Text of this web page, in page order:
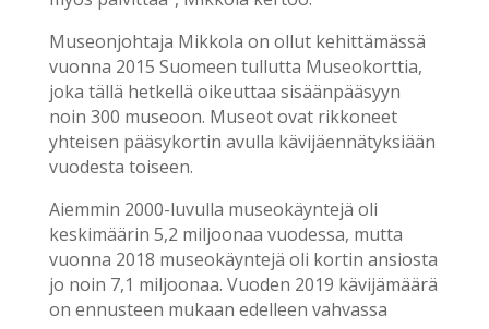
Museonjohtaja Mikkola on ollut kehittämässä
vuonna 2015 Suomeen tullutta Museokorttia,
joka tällä hetkellä oikeuttaa sisäänpääsyyn
noin 300 museoon. Museot ovat rikkoneet
yhteisen pääsykortin avulla kävijäennätyksiään
vuodesta toiseen.
Aiemmin 2000-luvulla museokäyntejä oli
keskimäärin 5,2 miljoonaa vuodessa, mutta
vuonna 2018 museokäyntejä oli kortin ansiosta
jo noin 7,1 miljoonaa. Vuoden 2019 kävijämäärä
on ennusteen mukaan edelleen vahvassa